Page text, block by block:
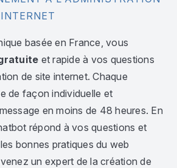
basée en France, vous
et rapide à vos questions
de site internet. Chaque
de façon individuelle et
en moins de 48 heures. En
répond à vos questions et
bonnes pratiques du web
un expert de la création de